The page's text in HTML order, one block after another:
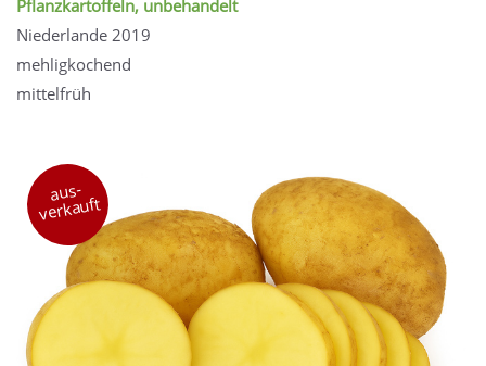
Pflanzkartoffeln, unbehandelt
Niederlande 2019
mehligkochend
mittelfrüh
aus-
verkauft